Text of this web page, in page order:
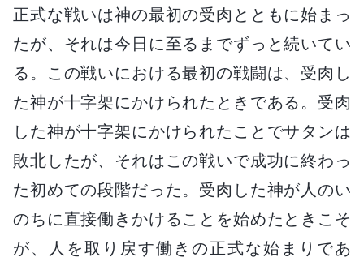
正式な戦いは神の最初の受肉とともに始まっ
たが、それは今日に至るまでずっと続いてい
る。この戦いにおける最初の戦闘は、受肉し
た神が十字架にかけられたときである。受肉
した神が十字架にかけられたことでサタンは
敗北したが、それはこの戦いで成功に終わっ
た初めての段階だった。受肉した神が人のい
のちに直接働きかけることを始めたときこそ
が、人を取り戻す働きの正式な始まりであ